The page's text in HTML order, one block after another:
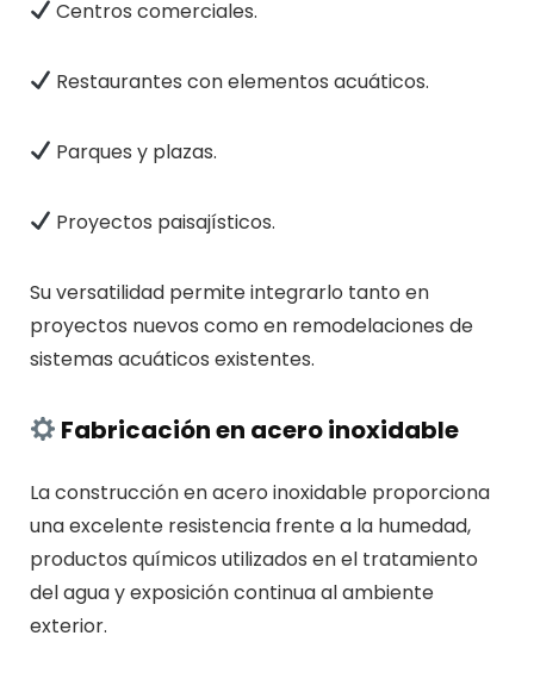
Centros comerciales.
Restaurantes con elementos acuáticos.
Parques y plazas.
Proyectos paisajísticos.
Su versatilidad permite integrarlo tanto en
proyectos nuevos como en remodelaciones de
sistemas acuáticos existentes.
Fabricación en acero inoxidable
La construcción en acero inoxidable proporciona
una excelente resistencia frente a la humedad,
productos químicos utilizados en el tratamiento
del agua y exposición continua al ambiente
exterior.